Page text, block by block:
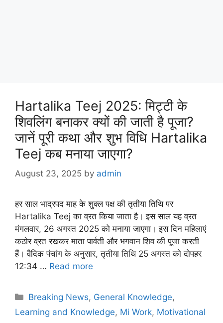
Hartalika Teej 2025: मिट्टी के
शिवलिंग बनाकर क्यों की जाती है पूजा?
जानें पूरी कथा और शुभ विधि Hartalika
Teej कब मनाया जाएगा?
August 23, 2025 by admin
हर साल भाद्रपद माह के शुक्ल पक्ष की तृतीया तिथि पर
Hartalika Teej का व्रत किया जाता है। इस साल यह व्रत
मंगलवार, 26 अगस्त 2025 को मनाया जाएगा। इस दिन महिलाएं
कठोर व्रत रखकर माता पार्वती और भगवान शिव की पूजा करती
हैं। वैदिक पंचांग के अनुसार, तृतीया तिथि 25 अगस्त को दोपहर
12:34 … Read more
Categories
Breaking News, General Knowledge,
Learning and Knowledge, Mi Work, Motivational